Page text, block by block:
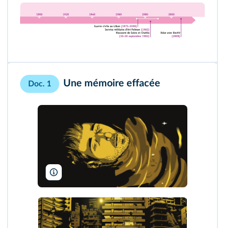
Doc. 1 Une mémoire effacée
Bridgit Folman Film Gang - Les Films d'Ici - Razor Films/DR/